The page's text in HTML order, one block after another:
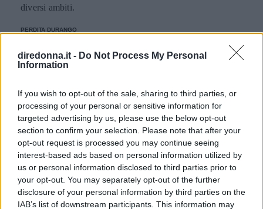
diredonna.it - Do Not Process My Personal
Information
If you wish to opt-out of the sale, sharing to third parties, or
processing of your personal or sensitive information for
targeted advertising by us, please use the below opt-out
section to confirm your selection. Please note that after your
opt-out request is processed you may continue seeing
interest-based ads based on personal information utilized by
us or personal information disclosed to third parties prior to
your opt-out. You may separately opt-out of the further
disclosure of your personal information by third parties on the
IAB’s list of downstream participants. This information may
diversi ambiti.
PERDITA DURANGO
Può interessarti anche